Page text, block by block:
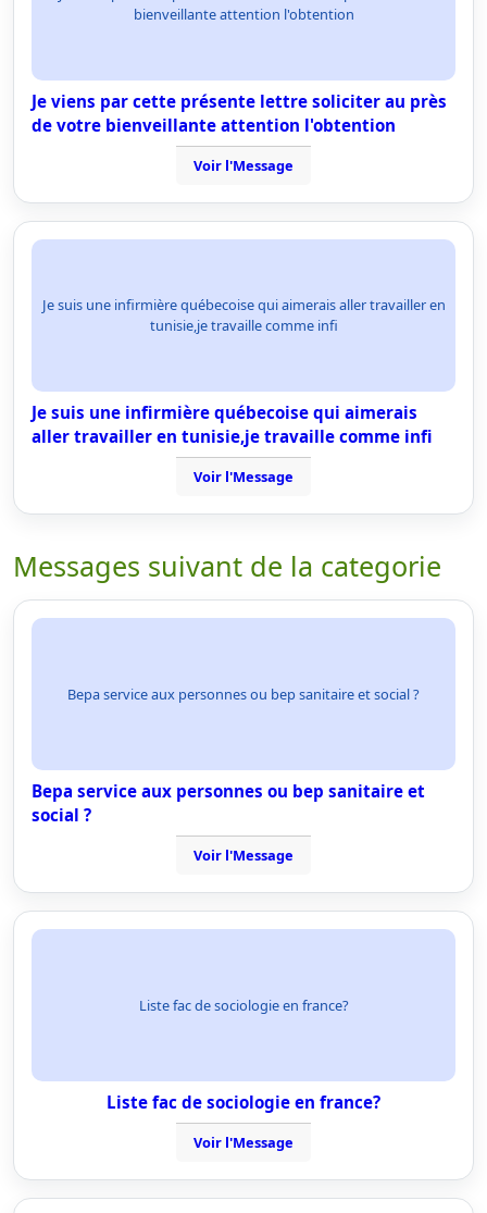
bienveillante attention l'obtention
Je viens par cette présente lettre soliciter au près
de votre bienveillante attention l'obtention
Voir l'Message
Je suis une infirmière québecoise qui aimerais aller travailler en
tunisie,je travaille comme infi
Je suis une infirmière québecoise qui aimerais
aller travailler en tunisie,je travaille comme infi
Voir l'Message
Messages suivant de la categorie
Bepa service aux personnes ou bep sanitaire et social ?
Bepa service aux personnes ou bep sanitaire et
social ?
Voir l'Message
Liste fac de sociologie en france?
Liste fac de sociologie en france?
Voir l'Message